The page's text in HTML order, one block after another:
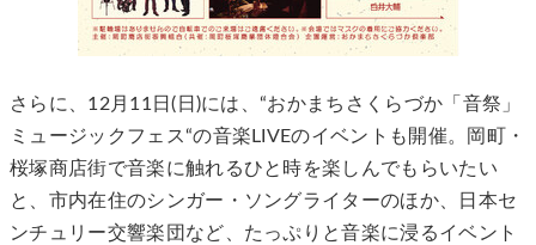
さらに、12月11日(日)には、“おかまちさくらづか「音祭」
ミュージックフェス“の音楽LIVEのイベントも開催。岡町・
桜塚商店街で音楽に触れるひと時を楽しんでもらいたい
と、市内在住のシンガー・ソングライターのほか、日本セ
ンチュリー交響楽団など、たっぷりと音楽に浸るイベント